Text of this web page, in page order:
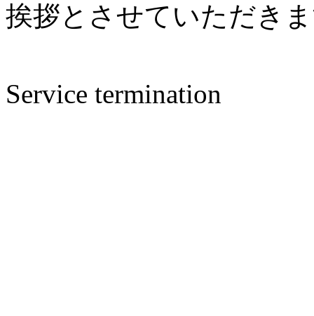
挨拶とさせていただき
Service termination